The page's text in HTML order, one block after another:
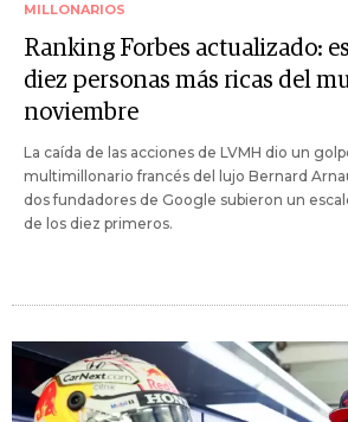
MILLONARIOS
Ranking Forbes actualizado:
diez personas más ricas del
noviembre
La caída de las acciones de LVMH dio un
multimillonario francés del lujo Bernard
dos fundadores de Google subieron un
de los diez primeros.